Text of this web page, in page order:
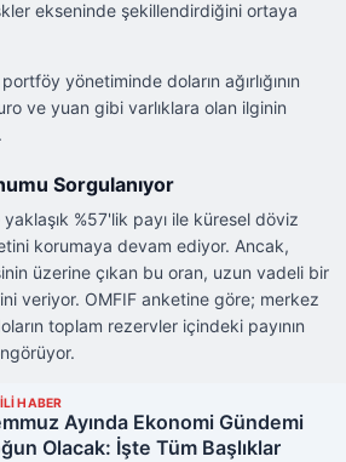
ekseninde şekillendirdiğini ortaya
yönetiminde doların ağırlığının
ve yuan gibi varlıklara olan ilginin
Sorgulanıyor
%57'lik payı ile küresel döviz
korumaya devam ediyor. Ancak,
üzerine çıkan bu oran, uzun vadeli bir
veriyor. OMFIF anketine göre; merkez
toplam rezervler içindeki payının
HABER
Ayında Ekonomi Gündemi
Olacak: İşte Tüm Başlıklar